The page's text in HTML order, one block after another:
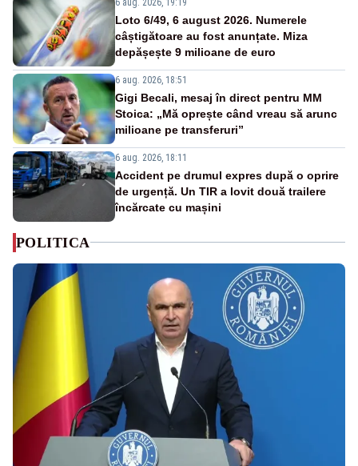
Loto 6/49, 6 august 2026. Numerele
câștigătoare au fost anunțate. Miza
depășește 9 milioane de euro
6 aug. 2026, 18:51
Gigi Becali, mesaj în direct pentru MM
Stoica: „Mă oprește când vreau să arunc
milioane pe transferuri”
6 aug. 2026, 18:11
Accident pe drumul expres după o oprire
de urgență. Un TIR a lovit două trailere
încărcate cu mașini
POLITICA